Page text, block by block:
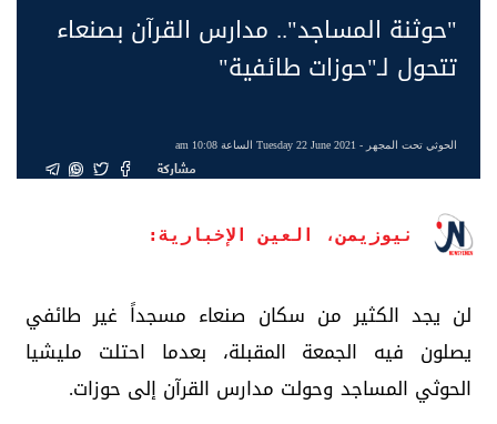
"حوثنة المساجد".. مدارس القرآن بصنعاء
تتحول لـ"حوزات طائفية"
الحوثي تحت المجهر - Tuesday 22 June 2021 الساعة 10:08 am
مشاركة
نيوزيمن، العين الإخبارية:
لن يجد الكثير من سكان صنعاء مسجداً غير طائفي
يصلون فيه الجمعة المقبلة، بعدما احتلت مليشيا
الحوثي المساجد وحولت مدارس القرآن إلى حوزات.